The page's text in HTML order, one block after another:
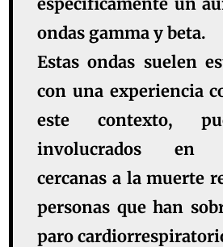
ondas gamma y beta.
Estas ondas suelen
con una experiencia
este contexto,
involucrados en
cercanas a la muerte
personas que han
paro